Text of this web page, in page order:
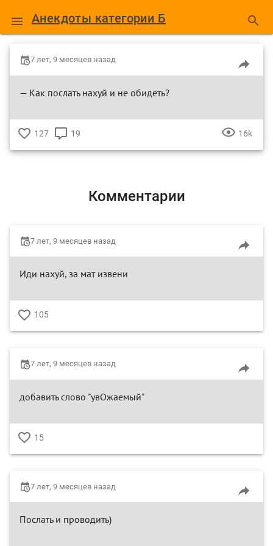
Анекдоты категории Б
7 лет, 9 месяцев назад
— Как послать нахуй и не обидеть?
♥
127
КОММЕНТАРИЕВ
19 16k
Комментарии
7 лет, 9 месяцев назад
Иди нахуй, за мат извени
♥
105
7 лет, 9 месяцев назад
добавить слово "увОжаемый"
♥
15
7 лет, 9 месяцев назад
Послать и проводить)